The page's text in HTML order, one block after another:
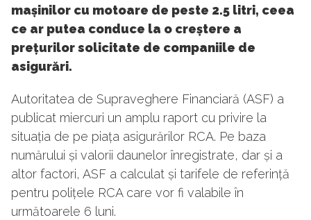
mașinilor cu motoare de peste 2.5 litri, ceea
ce ar putea conduce la o creștere a
prețurilor solicitate de companiile de
asigurări.
Autoritatea de Supraveghere Financiară (ASF) a
publicat miercuri un amplu raport cu privire la
situația de pe piața asigurărilor RCA. Pe baza
numărului și valorii daunelor înregistrate, dar și a
altor factori, ASF a calculat și tarifele de referință
pentru polițele RCA care vor fi valabile în
următoarele 6 luni.